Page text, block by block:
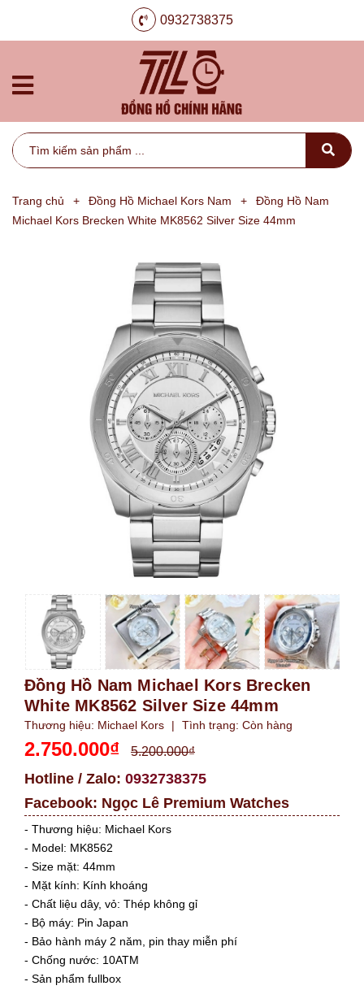
0932738375
Trang chủ + Đồng Hồ Michael Kors Nam +
Đồng Hồ Nam
Michael Kors Brecken White MK8562 Silver Size 44mm
Đồng Hồ Nam Michael Kors Brecken
White MK8562 Silver Size 44mm
Thương hiệu: Michael Kors | Tình trạng: Còn hàng
2.750.000₫ 5.200.000₫
Hotline / Zalo: 0932738375
Facebook: Ngọc Lê Premium Watches
- Thương hiệu: Michael Kors
- Model: MK8562
- Size mặt: 44mm
- Mặt kính: Kính khoáng
- Chất liệu dây, vỏ: Thép không gỉ
- Bộ máy: Pin Japan
- Bảo hành máy 2 năm, pin thay miễn phí
- Chống nước: 10ATM
- Sản phẩm fullbox